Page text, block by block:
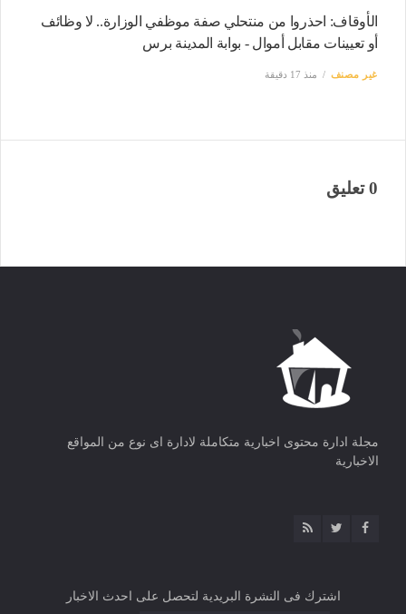
الأوقاف: احذروا من منتحلي صفة موظفي الوزارة.. لا وظائف
أو تعيينات مقابل أموال - بوابة المدينة برس
غير مصنف منذ 17 دقيقة
0 تعليق
مجلة ادارة محتوى اخبارية متكاملة لادارة اى نوع من المواقع
الاخبارية
اشترك فى النشرة البريدية لتحصل على احدث الاخبار